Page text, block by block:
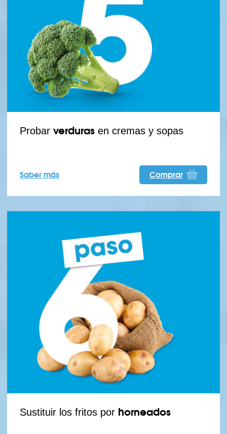
Probar verduras en cremas y sopas
Saber más Comprar
Sustituir los fritos por horneados